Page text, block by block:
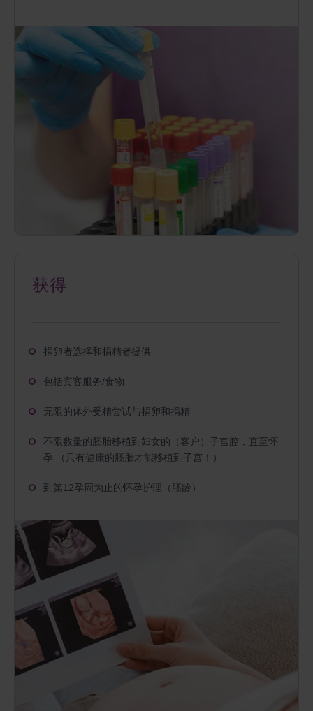
获得
捐卵者选择和捐精者提供
包括宾客服务/食物
无限的体外受精尝试与捐卵和捐精
不限数量的胚胎移植到妇女的（客户）子宫腔，直至怀
孕 （只有健康的胚胎才能移植到子宫！）
到第12孕周为止的怀孕护理（胚龄）